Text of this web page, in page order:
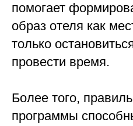
помогает
образ отеля как
только
провести время.
Более того,
программы